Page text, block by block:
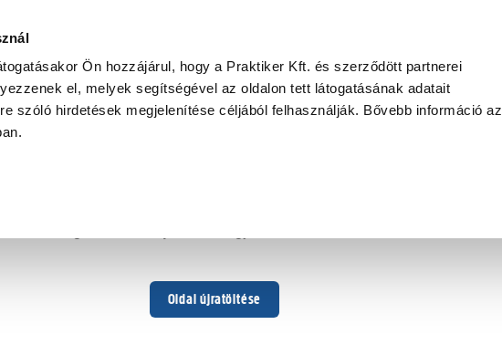
Ön hozzájárul, hogy a Praktiker Kft. és szerződött partnerei
el, melyek segítségével az oldalon tett látogatásának adatait
szóló hirdetések megjelenítése céljából felhasználják. Bővebb információ az
Oldal újratöltése